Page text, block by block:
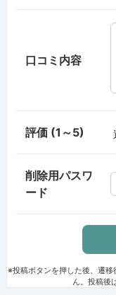
口コミ内容
評価 (1～5)
削除用パスワ
ード
※投稿ボタンを押した後、遷
ん。投稿後